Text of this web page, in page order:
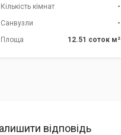
Кількість кімнат
-
Санвузли
-
Площа
12.51 соток м²
відповідь